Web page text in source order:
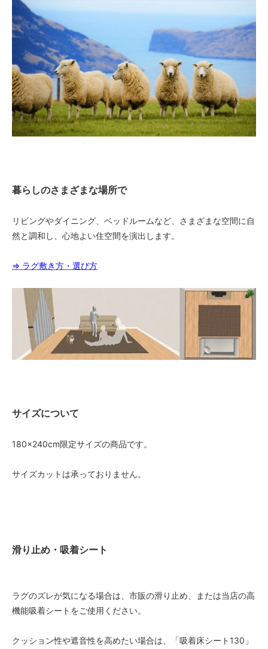
暮らしのさまざまな場所で
リビングやダイニング、ベッドルームなど、さまざまな空間に自
然と調和し、心地よい住空間を演出します。
⇒ ラグ敷き方・選び方
サイズについて
180×240cm限定サイズの商品です。
サイズカットは承っておりません。
滑り止め・吸着シート
ラグのズレが気になる場合は、市販の滑り止め、または当店の高
機能吸着シートをご使用ください。
クッション性や遮音性を高めたい場合は、「吸着床シート130」